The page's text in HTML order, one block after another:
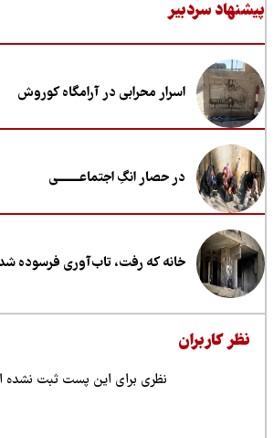
سردبیر
اسرار محرابی در آرامگاه کوروش
در حصار انگِ اجتماعــــــــی
خانه که رفت، تاب‌آوری فرسوده شد
کاربران
نظری برای این پست ثبت نشده است.